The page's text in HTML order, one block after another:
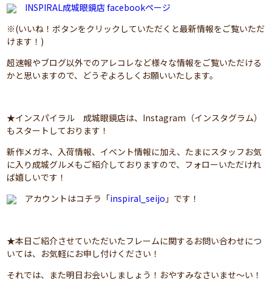
INSPIRAL成城眼鏡店 facebookページ
※(いいね！ボタンをクリックしていただくと最新情報をご覧いただ
けます！)
超速報やブログ以外でのアレコレなど様々な情報をご覧いただける
かと思いますので、どうぞよろしくお願いいたします。
★インスパイラル 成城眼鏡店は、Instagram（インスタグラム）
もスタートしております！
新作メガネ、入荷情報、イベント情報に加え、たまにスタッフお気
に入り成城グルメもご紹介しておりますので、フォローいただけれ
ば嬉しいです！
アカウントはコチラ「inspiral_seijo 」です！
★本日ご紹介させていただいたフレームに関するお問い合わせにつ
いては、お気軽にお申し付けください！
それでは、また明日お会いしましょう！おやすみなさいませ～い！